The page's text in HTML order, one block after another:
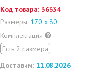
Код товара: 36634
Размеры: 170 х 80
Комплектация
Есть 2 размера
Доставим: 11.08.2026